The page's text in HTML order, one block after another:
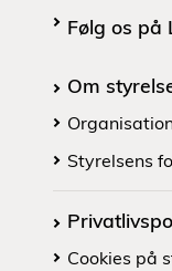
Følg os på
Om
Styrelsens
Cookies på